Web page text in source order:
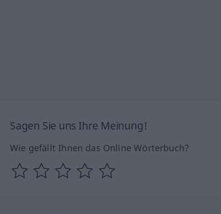
Sagen Sie uns Ihre Meinung!
Wie gefällt Ihnen das Online Wörterbuch?